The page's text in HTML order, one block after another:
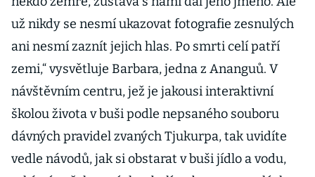
už nikdy se nesmí ukazovat fotografie zesnulých
ani nesmí zaznít jejich hlas. Po smrti celí patří
zemi,“ vysvětluje Barbara, jedna z Ananguů. V
návštěvním centru, jež je jakousi interaktivní
školou života v buši podle nepsaného souboru
dávných pravidel zvaných Tjukurpa, tak uvidíte
vedle návodů, jak si obstarat v buši jídlo a vodu,